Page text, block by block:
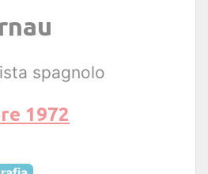
spagnolo
1972